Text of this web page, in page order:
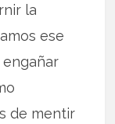
la
ese
de mentir